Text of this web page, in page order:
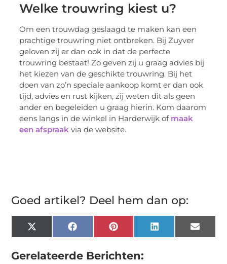
Welke trouwring kiest u?
Om een trouwdag geslaagd te maken kan een
prachtige trouwring niet ontbreken. Bij Zuyver
geloven zij er dan ook in dat de perfecte
trouwring bestaat! Zo geven zij u graag advies bij
het kiezen van de geschikte trouwring. Bij het
doen van zo’n speciale aankoop komt er dan ook
tijd, advies en rust kijken, zij weten dit als geen
ander en begeleiden u graag hierin. Kom daarom
eens langs in de winkel in Harderwijk of maak
een afspraak via de website.
Goed artikel? Deel hem dan op:
X
(Twitter)
FacebookPinterestLinkedInEmail
Gerelateerde Berichten: